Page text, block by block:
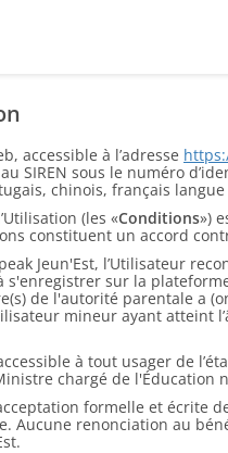
accessible à l’adresse
SIREN sous le numéro
chinois, français
(les «Conditions»)
constituent un accord
Jeun'Est, l’Utilisateur
s'enregistrer sur la
de l'autorité parentale a
mineur ayant atteint
à tout usager de
chargé de
formelle et écrite
Aucune renonciation au